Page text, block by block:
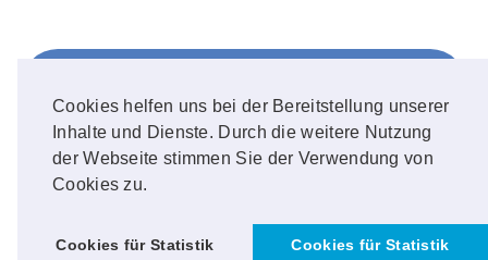
Cookies helfen uns bei der Bereitstellung unserer
Inhalte und Dienste. Durch die weitere Nutzung
der Webseite stimmen Sie der Verwendung von
Cookies zu.
Cookies für Statistik Cookies für Statistik
FOLLOW ME!
Instagram
OUR PHOTOS!